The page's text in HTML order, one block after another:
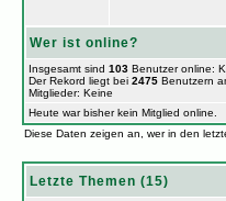
Wer ist online?
Insgesamt sind 103Benutzer online:
Der Rekord liegt bei 2475Benutzern
Mitglieder: Keine
Heute war bisher kein Mitglied online.
Diese Daten zeigen an, wer in den
Letzte Themen (15)